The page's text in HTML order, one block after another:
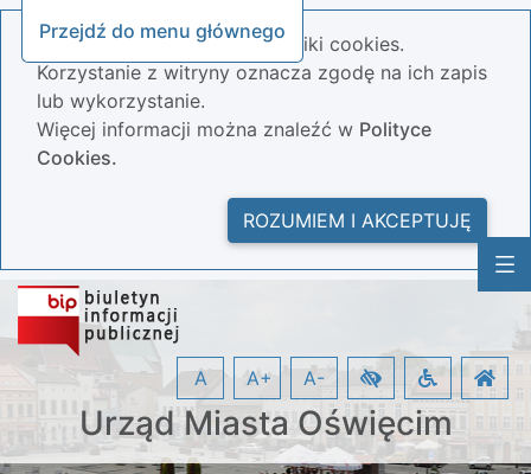
Przejdź do menu głównego
Nasza strona wykorzystuje pliki cookies.
Korzystanie z witryny oznacza zgodę na ich zapis
lub wykorzystanie.
Więcej informacji można znaleźć w Polityce
Cookies.
ROZUMIEM I AKCEPTUJĘ
Urząd Miasta Oświęcim
A A+ A-